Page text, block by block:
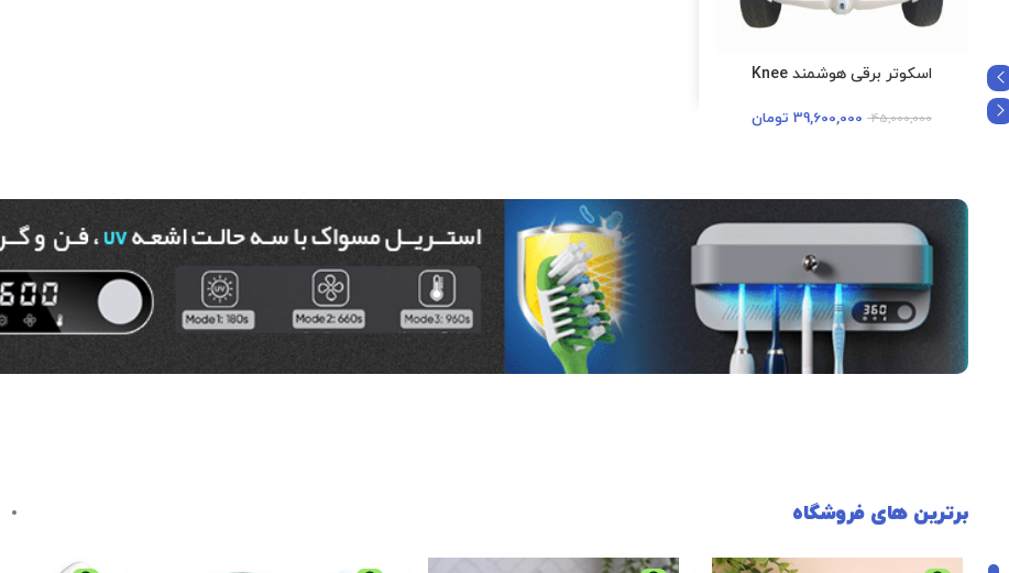
اسکوتر برقی هوشمند Knee
45,000,000
39,600,000 تومان
برترین های فروشگاه